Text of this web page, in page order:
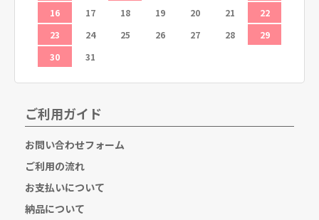
16
17 18 19 20 21
22
23
24 25 26 27 28
29
30
31
ご利用ガイド
お問い合わせフォーム
ご利用の流れ
お支払いについて
納品について